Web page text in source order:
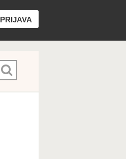
PRIJAVA